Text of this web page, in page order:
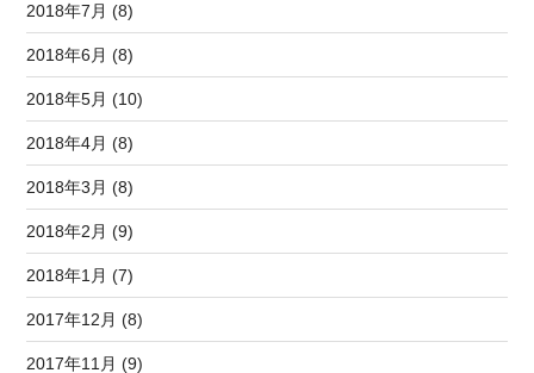
2018年7月 (8)
2018年6月 (8)
2018年5月 (10)
2018年4月 (8)
2018年3月 (8)
2018年2月 (9)
2018年1月 (7)
2017年12月 (8)
2017年11月 (9)